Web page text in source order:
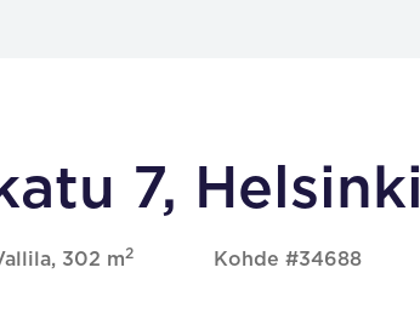
7, Helsinki
302 m2 Kohde #34688